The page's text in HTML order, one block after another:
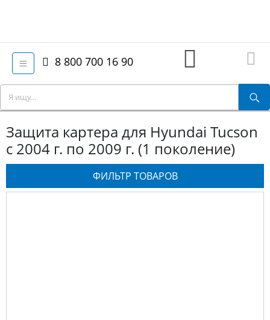
8 800 700 16 90
Защита картера для Hyundai Tucson
с 2004 г. по 2009 г. (1 поколение)
ФИЛЬТР ТОВАРОВ